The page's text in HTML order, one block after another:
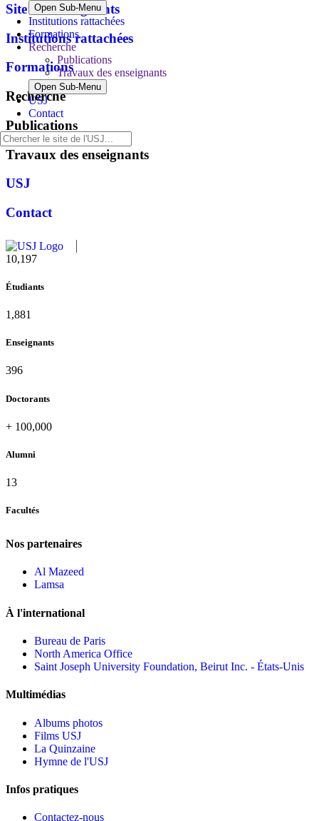
Open Sub-Menu
Institutions rattachées
Formations
Recherche
Publications
Travaux des enseignants
Open Sub-Menu
USJ
Contact
Site des enseignants
Institutions rattachées
Formations
Recherche
Publications
Travaux des enseignants
USJ
Contact
10,506
Étudiants
1,938
Enseignants
408
Doctorants
+ 100,000
Alumni
13
Facultés
Nos partenaires
Al Mazeed
Lamsa
À l'international
Bureau de Paris
North America Office
Saint Joseph University Foundation, Beirut Inc. - États-Unis
Multimédias
Albums photos
Films USJ
La Quinzaine
Hymne de l'USJ
Infos pratiques
Contactez-nous